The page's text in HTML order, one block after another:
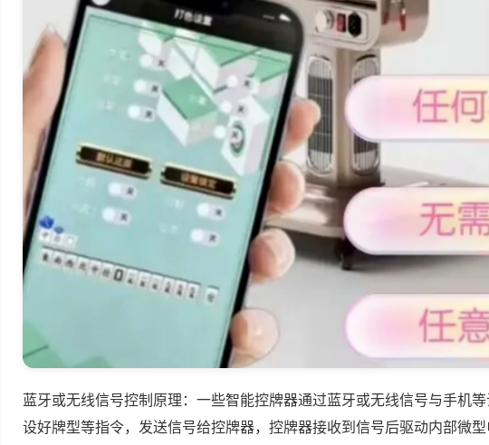
蓝牙或无线信号控制原理：一些智能控牌器通过蓝牙或无线信号与手机
设好牌型等指令，发送信号给控牌器，控牌器接收到信号后驱动内部微